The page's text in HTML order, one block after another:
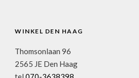
WINKEL DEN HAAG
Thomsonlaan 96
2565 JE Den Haag